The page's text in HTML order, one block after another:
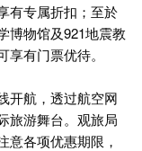
有专属折扣；至於
博物馆及921地震教
有门票优待。
开航，透过航空网
旅游舞台。观旅局
意各项优惠期限，